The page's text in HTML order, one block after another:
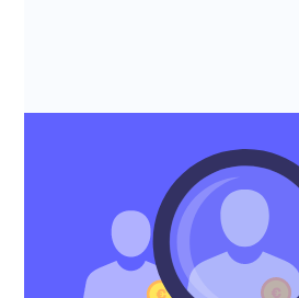
Comment trouver un
pour votre startup ?
Si vous préparez une levée de
probablement entendu dire qu’il